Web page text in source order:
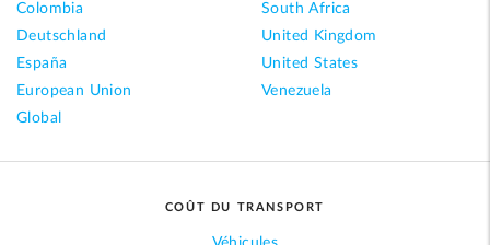
Colombia
Deutschland
España
European Union
Global
South Africa
United Kingdom
United States
Venezuela
COÛT DU TRANSPORT